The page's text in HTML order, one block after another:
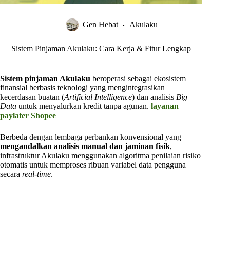
Gen Hebat Akulaku
Sistem Pinjaman Akulaku: Cara Kerja & Fitur Lengkap
Sistem pinjaman Akulaku beroperasi sebagai ekosistem
finansial berbasis teknologi yang mengintegrasikan
kecerdasan buatan (Artificial Intelligence) dan analisis Big
Data untuk menyalurkan kredit tanpa agunan. layanan
paylater Shopee
Berbeda dengan lembaga perbankan konvensional yang
mengandalkan analisis manual dan jaminan fisik,
infrastruktur Akulaku menggunakan algoritma penilaian risiko
otomatis untuk memproses ribuan variabel data pengguna
secara real-time.